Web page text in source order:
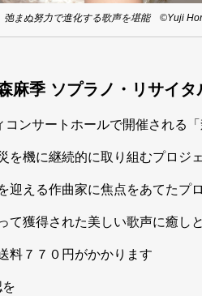
弛まぬ努力で進化する歌声を堪能 ©Yuji
麻季 ソプラノ・リサイタ
ンサートホールで開催される
を機に継続的に取り組むプロジ
迎える作曲家に焦点をあてたプ
獲得された美しい歌声に癒し
料７７０円がかかります